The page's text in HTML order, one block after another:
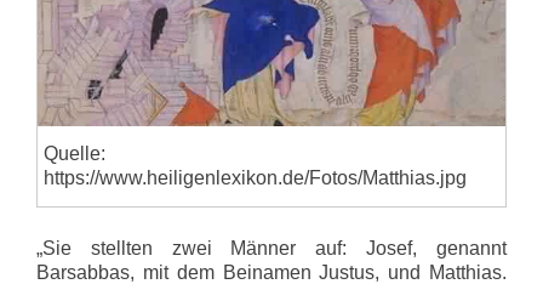
Quelle:
https://www.heiligenlexikon.de/Fotos/Matthias.jpg
„Sie stellten zwei Männer auf: Josef, genannt
Barsabbas, mit dem Beinamen Justus, und Matthias.